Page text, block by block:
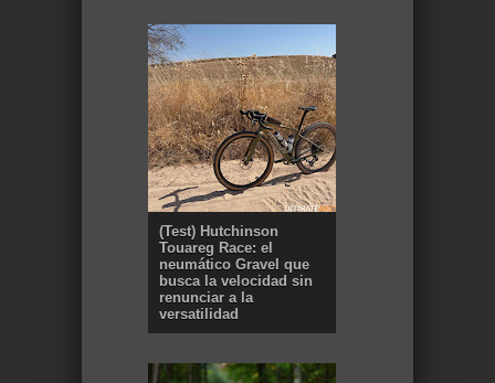
(Test) Hutchinson
Touareg Race: el
neumático Gravel que
busca la velocidad sin
renunciar a la
versatilidad